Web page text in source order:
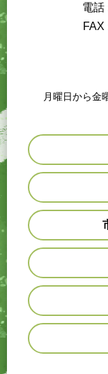
電話
FAX
月曜日から金